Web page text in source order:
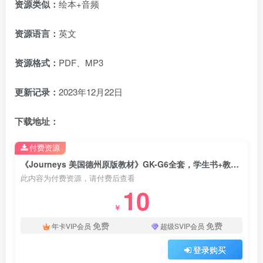
资源类似： 绘本+音频
资源语言： 英文
资源格式： PDF、MP3
更新记录： 2023年12月22日
下载地址：
《Journeys 美国德州原版教材》GK-G6全套，学生书+教师用书+音频+练习册+分级读物等，百度云网盘下载！
此内容为付费资源，请付费后查看
￥ 10
年卡VIP会员 免费 超级SVIP会员 免费
登录购买
付费资源